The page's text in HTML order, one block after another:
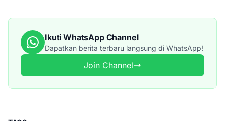
Ikuti WhatsApp Channel
Dapatkan berita terbaru langsung di WhatsApp!
Join Channel